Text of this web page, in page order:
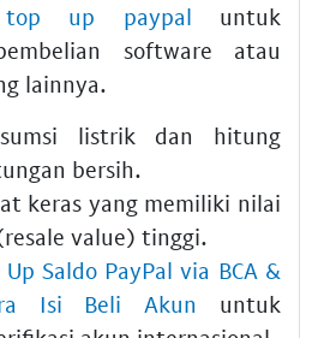
up paypal untuk
software atau
lainnya.
listrik dan hitung
bersih.
keras yang memiliki nilai
value) tinggi.
Up Saldo PayPal via BCA &
Isi Beli Akun untuk